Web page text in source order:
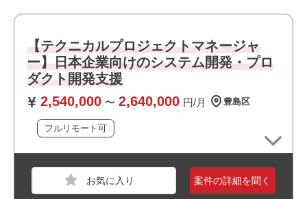
【テクニカルプロジェクトマネージャ
ー】日本企業向けのシステム開発・プロ
ダクト開発支援
2,540,000 〜 2,640,000 円/月 豊島区
フルリモート可
案件の詳細を聞く
おすすめポイント
・リモート勤務併用可能です
・上流工程に携われます
・BtoB向けのサービスに関われます
・私服/ビジネスカジュアルでの勤務が可能です
職種
PM
業界
サービス
スキル
Windows
必須スキル
・システム間連携（IF連携）におけるテスト設計またはテ
スト実施経験